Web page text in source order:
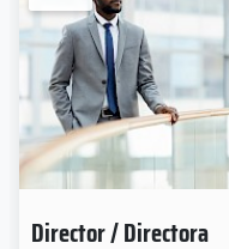
Director / Directora